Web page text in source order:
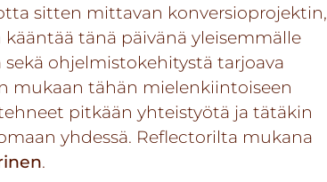
sitten mittavan konversioprojektin,
tänä päivänä yleisemmälle
sekä ohjelmistokehitystä tarjoava
mukaan tähän mielenkiintoiseen
pitkään yhteistyötä ja tätäkin
yhdessä. Reflectorilta mukana
.